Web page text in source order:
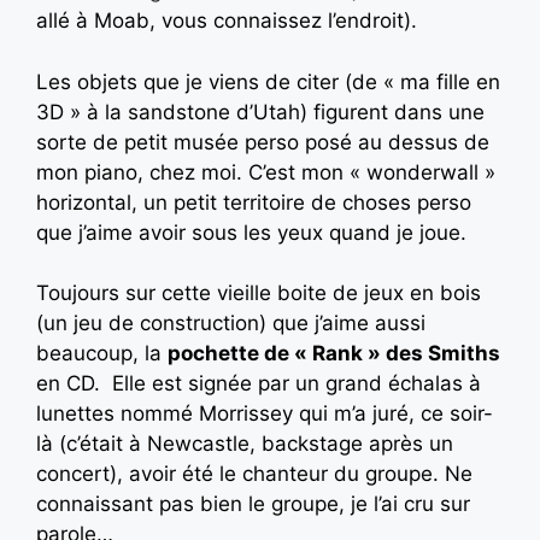
allé à Moab, vous connaissez l’endroit).
Les objets que je viens de citer (de « ma fille en
3D » à la sandstone d’Utah) figurent dans une
sorte de petit musée perso posé au dessus de
mon piano, chez moi. C’est mon « wonderwall »
horizontal, un petit territoire de choses perso
que j’aime avoir sous les yeux quand je joue.
Toujours sur cette vieille boite de jeux en bois
(un jeu de construction) que j’aime aussi
beaucoup, la pochette de « Rank » des Smiths
en CD. Elle est signée par un grand échalas à
lunettes nommé Morrissey qui m’a juré, ce soir-
là (c’était à Newcastle, backstage après un
concert), avoir été le chanteur du groupe. Ne
connaissant pas bien le groupe, je l’ai cru sur
parole…